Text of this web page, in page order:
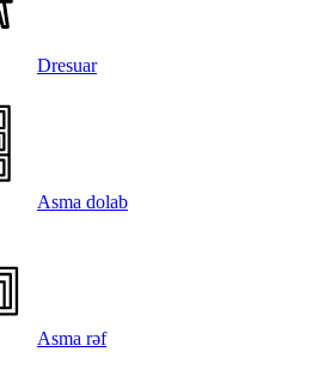
Dresuar
Asma dolab
Asma rəf